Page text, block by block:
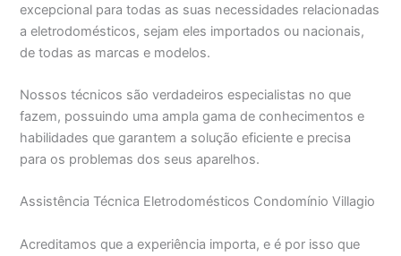
excepcional para todas as suas necessidades relacionadas
a eletrodomésticos, sejam eles importados ou nacionais,
de todas as marcas e modelos.
Nossos técnicos são verdadeiros especialistas no que
fazem, possuindo uma ampla gama de conhecimentos e
habilidades que garantem a solução eficiente e precisa
para os problemas dos seus aparelhos.
Assistência Técnica Eletrodomésticos Condomínio Villagio
Acreditamos que a experiência importa, e é por isso que